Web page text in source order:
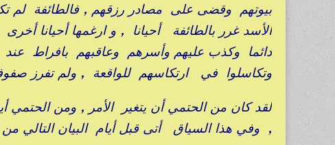
بيوتهم وقضى على مصادر رزقهم , فالطائفة لم
الأسد غرر بالطائفة أحيانا , و ارغمها أحيانا
دائما وكذب عليهم وأسرهم وعاقبهم بافراط عند
وتكاسلوا في ارتكاسهم للواقعة , ولم تفرز
لقد كان من الحتمي أن يتغير الأمر , ومن الحتمي
, وفي هذا السياق أتى قبل أيام البيان التالي